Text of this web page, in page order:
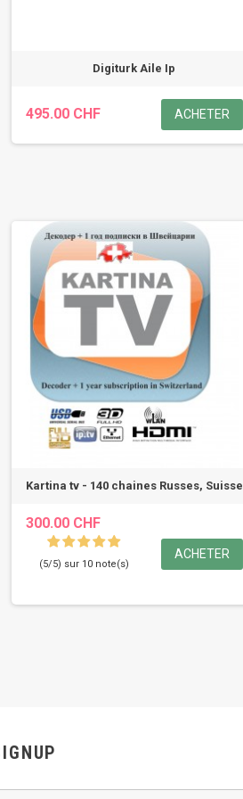
Digiturk Aile Ip
495.00 CHF ACHETER
Kartina tv - 140 chaines Russes, Suisse
300.00 CHF
(5/5) sur 10 note(s)
ACHETER